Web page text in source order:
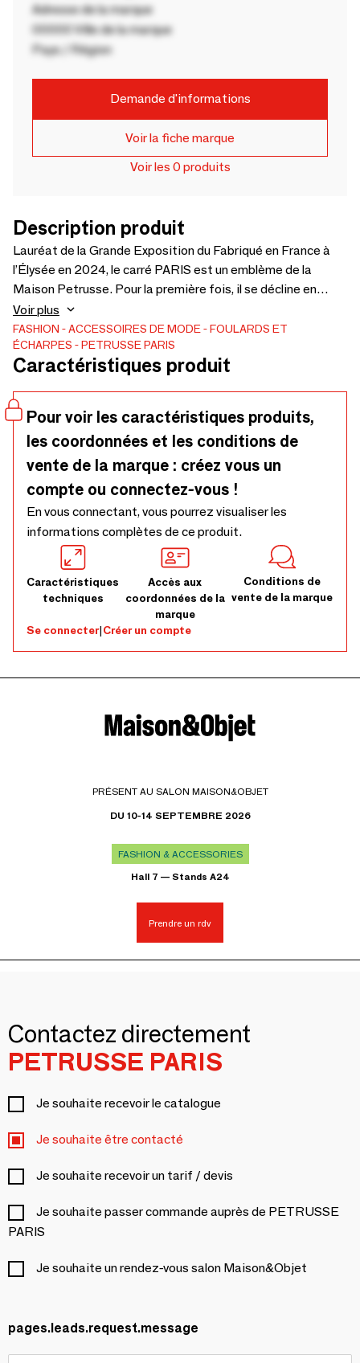
Adresse de la marque
00000 Ville de la marque
Pays / Région
Demande d'informations
Voir la fiche marque
Voir les 0 produits
Description produit
Lauréat de la Grande Exposition du Fabriqué en France à
l’Élysée en 2024, le carré PARIS est un emblème de la
Maison Petrusse. Pour la première fois, il se décline en
version hivernale dans un tissage laine et soie au toucher
chaud, doux et enveloppant.Le motif emblématique
s’inspire de nos micromotifs Petrusse, revisité ici, telle une
sève, il remonte la structure de la verrière du Grand Palais,
s’élève, la lumière affleure, et les formes ondulantes
s’épanouissent comme une énergie vitale — celle du rêve de
Paris.
Voir plus
FASHION ACCESSOIRES DE MODE
FOULARDS ET
ÉCHARPES
PETRUSSE PARIS
Caractéristiques produit
Pour voir les caractéristiques produits,
les coordonnées et les conditions de
vente de la marque : créez vous un
compte ou connectez-vous !
En vous connectant, vous pourrez visualiser les
informations complètes de ce produit.
Caractéristiques
techniques
Accès aux
coordonnées de la
marque
Conditions de
vente de la marque
Se connecter|Créer un compte
PRÉSENT AU SALON MAISON&OBJET
DU 10-14 SEPTEMBRE 2026
FASHION & ACCESSORIES
Hall 7 — Stands A24
Prendre un rdv
Contactez directement
PETRUSSE PARIS
Je souhaite recevoir le catalogue
Je souhaite être contacté
Je souhaite recevoir un tarif / devis
Je souhaite passer commande auprès de PETRUSSE
PARIS
Je souhaite un rendez-vous salon Maison&Objet
pages.leads.request.message